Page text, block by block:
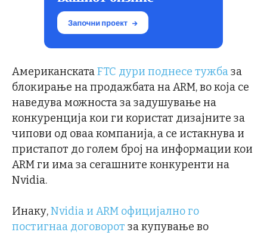
АмериканскатаFTC дури поднесе тужбаза
блокирање на продажбата на ARM, во која се
наведува можноста за задушување на
конкуренција кои ги користат дизајните за
чипови од оваа компанија, а се истакнува и
пристапот до голем број на информации кои
ARM ги има за сегашните конкуренти на
Nvidia.
Инаку,Nvidia и ARM официјално го
постигнаа договорот за купување во